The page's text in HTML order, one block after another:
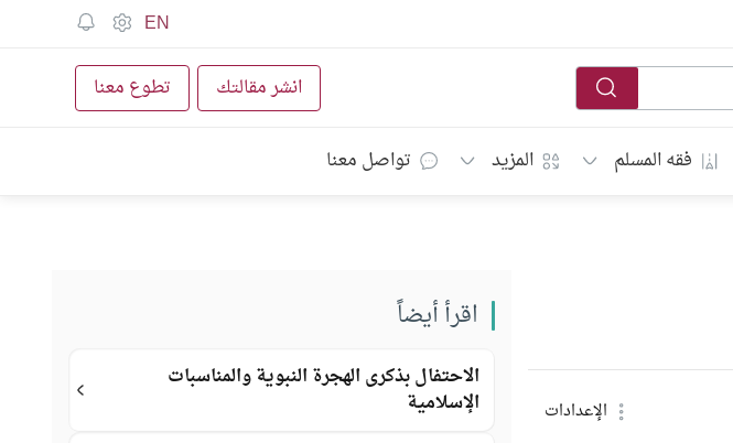
EN
انشر مقالتك تطوع معنا
فقه المسلم المزيد تواصل معنا
الإعدادات
اقرأ أيضاً
الاحتفال بذكرى الهجرة النبوية والمناسبات
الإسلامية